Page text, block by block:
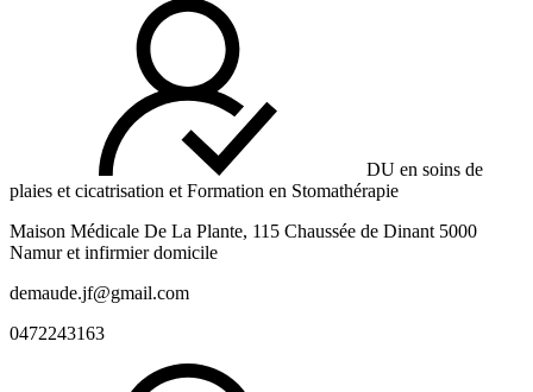
DU en soins de
plaies et cicatrisation et Formation en Stomathérapie
Maison Médicale De La Plante, 115 Chaussée de Dinant 5000
Namur et infirmier domicile
demaude.jf@gmail.com
0472243163